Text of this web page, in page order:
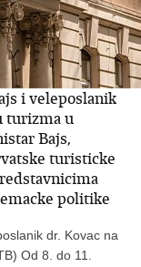
i veleposlanik
turizma u
Bajs,
turisticke
politike
dr. Kovac na
Od 8. do 11.